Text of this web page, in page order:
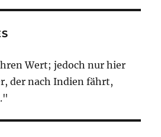
Wert; jedoch nur hier
der nach Indien fährt,